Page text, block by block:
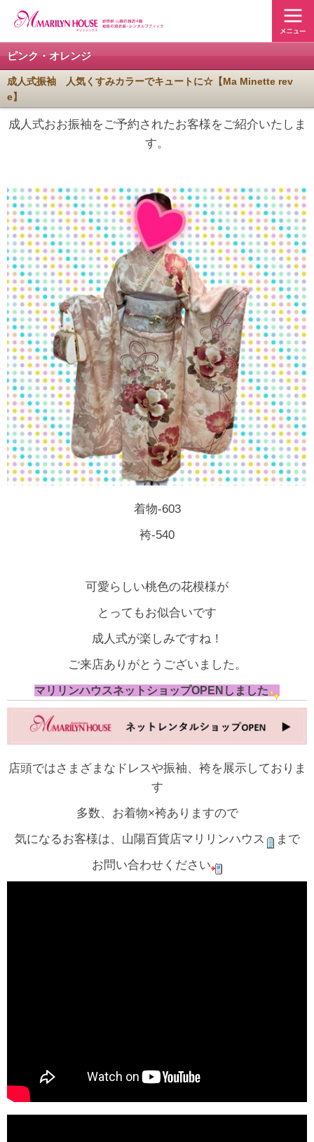
ピンク・オレンジ
成人式振袖 人気くすみカラーでキュートに☆【Ma Minette rev
e】
成人式おお振袖をご予約されたお客様をご紹介いたしま
す。
着物-603
袴-540
可愛らしい桃色の花模様が
とってもお似合いです
成人式が楽しみですね！
ご来店ありがとうございました。
マリリンハウスネットショップOPENしました
店頭ではさまざまなドレスや振袖、袴を展示しておりま
す
多数、お着物×袴ありますので
気になるお客様は、山陽百貨店マリリンハウス
まで
お問い合わせください